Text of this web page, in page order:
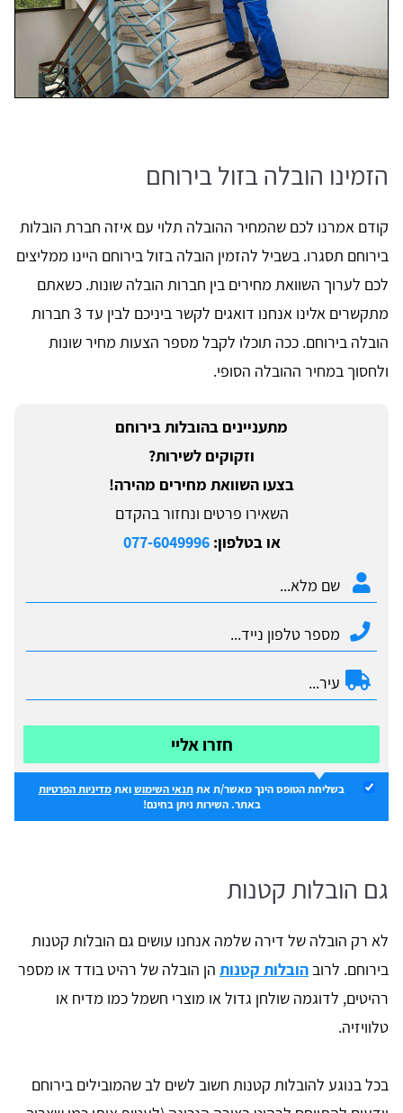
הזמינו הובלה בזול בירוחם
קודם אמרנו לכם שהמחיר ההובלה תלוי עם איזה חברת הובלות
בירוחם תסגרו. בשביל להזמין הובלה בזול בירוחם היינו ממליצים
לכם לערוך השוואת מחירים בין חברות הובלה שונות. כשאתם
מתקשרים אלינו אנחנו דואגים לקשר ביניכם לבין עד 3 חברות
הובלה בירוחם. ככה תוכלו לקבל מספר הצעות מחיר שונות
ולחסוך במחיר ההובלה הסופי.
מתעניינים בהובלות בירוחם
וזקוקים לשירות?
בצעו השוואת מחירים מהירה!
השאירו פרטים ונחזור בהקדם
או בטלפון:077-6049996
חזרו אליי
בשליחת הטופס הינך מאשר/ת אתתנאי השימושואתמדיניות הפרטיות
באתר. השירות ניתן בחינם!
גם הובלות קטנות
לא רק הובלה של דירה שלמה אנחנו עושים גם הובלות קטנות
בירוחם. לרוב הובלות קטנות הן הובלה של רהיט בודד או מספר
רהיטים, לדוגמה שולחן גדול או מוצרי חשמל כמו מדיח או
טלוויזיה.
בכל בנוגע להובלות קטנות חשוב לשים לב שהמובילים בירוחם